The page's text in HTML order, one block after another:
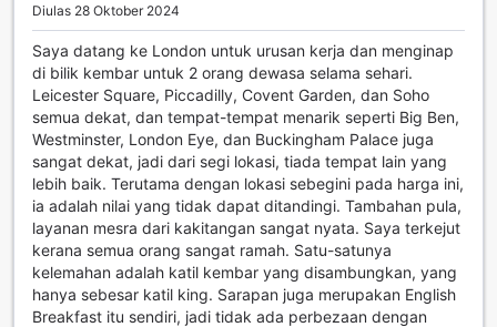
Hotel ini juga menyediakan kemudahan keselamatan
seperti peti simpanan keselamatan untuk memastikan
barang berharga anda terjaga dengan selamat. Untuk
kemudahan tambahan, perkhidmatan pengeringan pakaian
dan perkhidmatan daftar masuk/keluar ekspres
membolehkan anda menguruskan keperluan perjalanan
dengan lebih efisien. Bagi mereka yang memerlukan ruang
untuk menyimpan bagasi, Thistle London Trafalgar Square
juga menawarkan kemudahan simpanan bagasi, serta
perkhidmatan pembersihan harian untuk memastikan bilik
anda sentiasa bersih dan teratur. Dengan ruang merokok
yang ditetapkan, hotel ini memberi pilihan kepada
pengunjung yang merokok untuk menikmati masa mereka
tanpa mengganggu tetamu lain.
Diulas 28 Oktober 2024
Saya datang ke London untuk urusan kerja dan menginap
di bilik kembar untuk 2 orang dewasa selama sehari.
Leicester Square, Piccadilly, Covent Garden, dan Soho
semua dekat, dan tempat-tempat menarik seperti Big Ben,
Westminster, London Eye, dan Buckingham Palace juga
sangat dekat, jadi dari segi lokasi, tiada tempat lain yang
lebih baik. Terutama dengan lokasi sebegini pada harga ini,
ia adalah nilai yang tidak dapat ditandingi. Tambahan pula,
layanan mesra dari kakitangan sangat nyata. Saya terkejut
kerana semua orang sangat ramah. Satu-satunya
kelemahan adalah katil kembar yang disambungkan, yang
hanya sebesar katil king. Sarapan juga merupakan English
Breakfast itu sendiri, jadi tidak ada perbezaan dengan